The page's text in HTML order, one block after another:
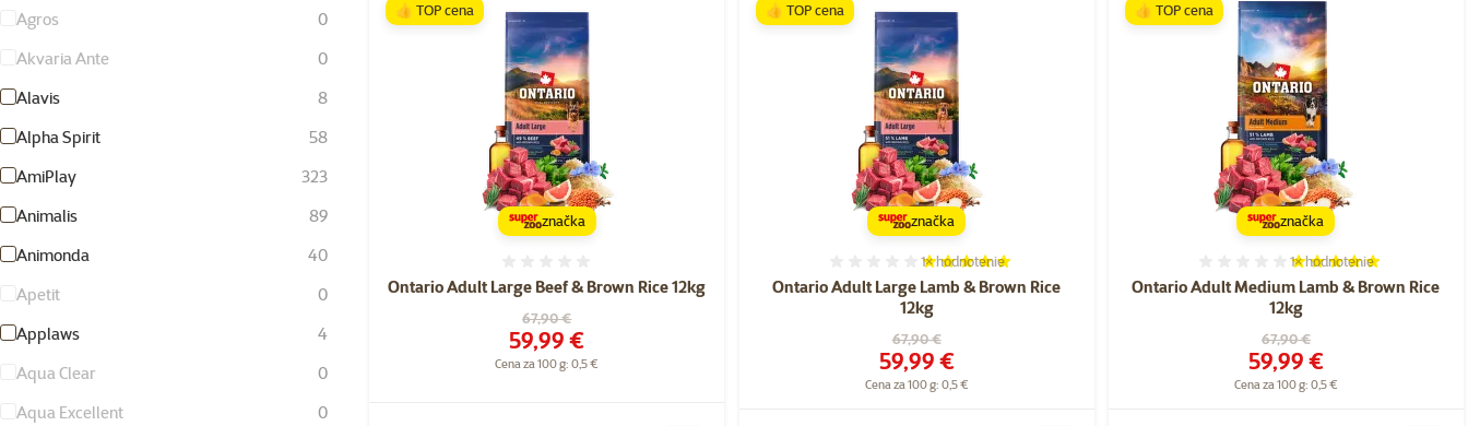
Agros
0
Akvaria Ante
0
Alavis
8
Alpha Spirit
58
AmiPlay
323
Animalis
89
Animonda
40
Apetit
0
Applaws
4
Aqua Clear
0
Aqua Excellent
0
Ontario Adult Large Beef & Brown Rice 12kg
Pôvodná cena
67,90 €
Cena
59,99 €
Cena za 100 g: 0,5 €
👍 TOP cena
značka
Ontario Adult Large Lamb & Brown Rice
12kg
Hodnotenie 100%, počet hodnotení: 1
1×hodnotenie
Pôvodná cena
67,90 €
Cena
59,99 €
Cena za 100 g: 0,5 €
👍 TOP cena
značka
Ontario Adult Medium Lamb & Brown Rice
12kg
Hodnotenie 100%, počet
1×hodnotenie
Pôvodná cena
67,90 €
Cena
59,99 €
Cena za 100 g: 0,5 €
👍 TOP cena
značka